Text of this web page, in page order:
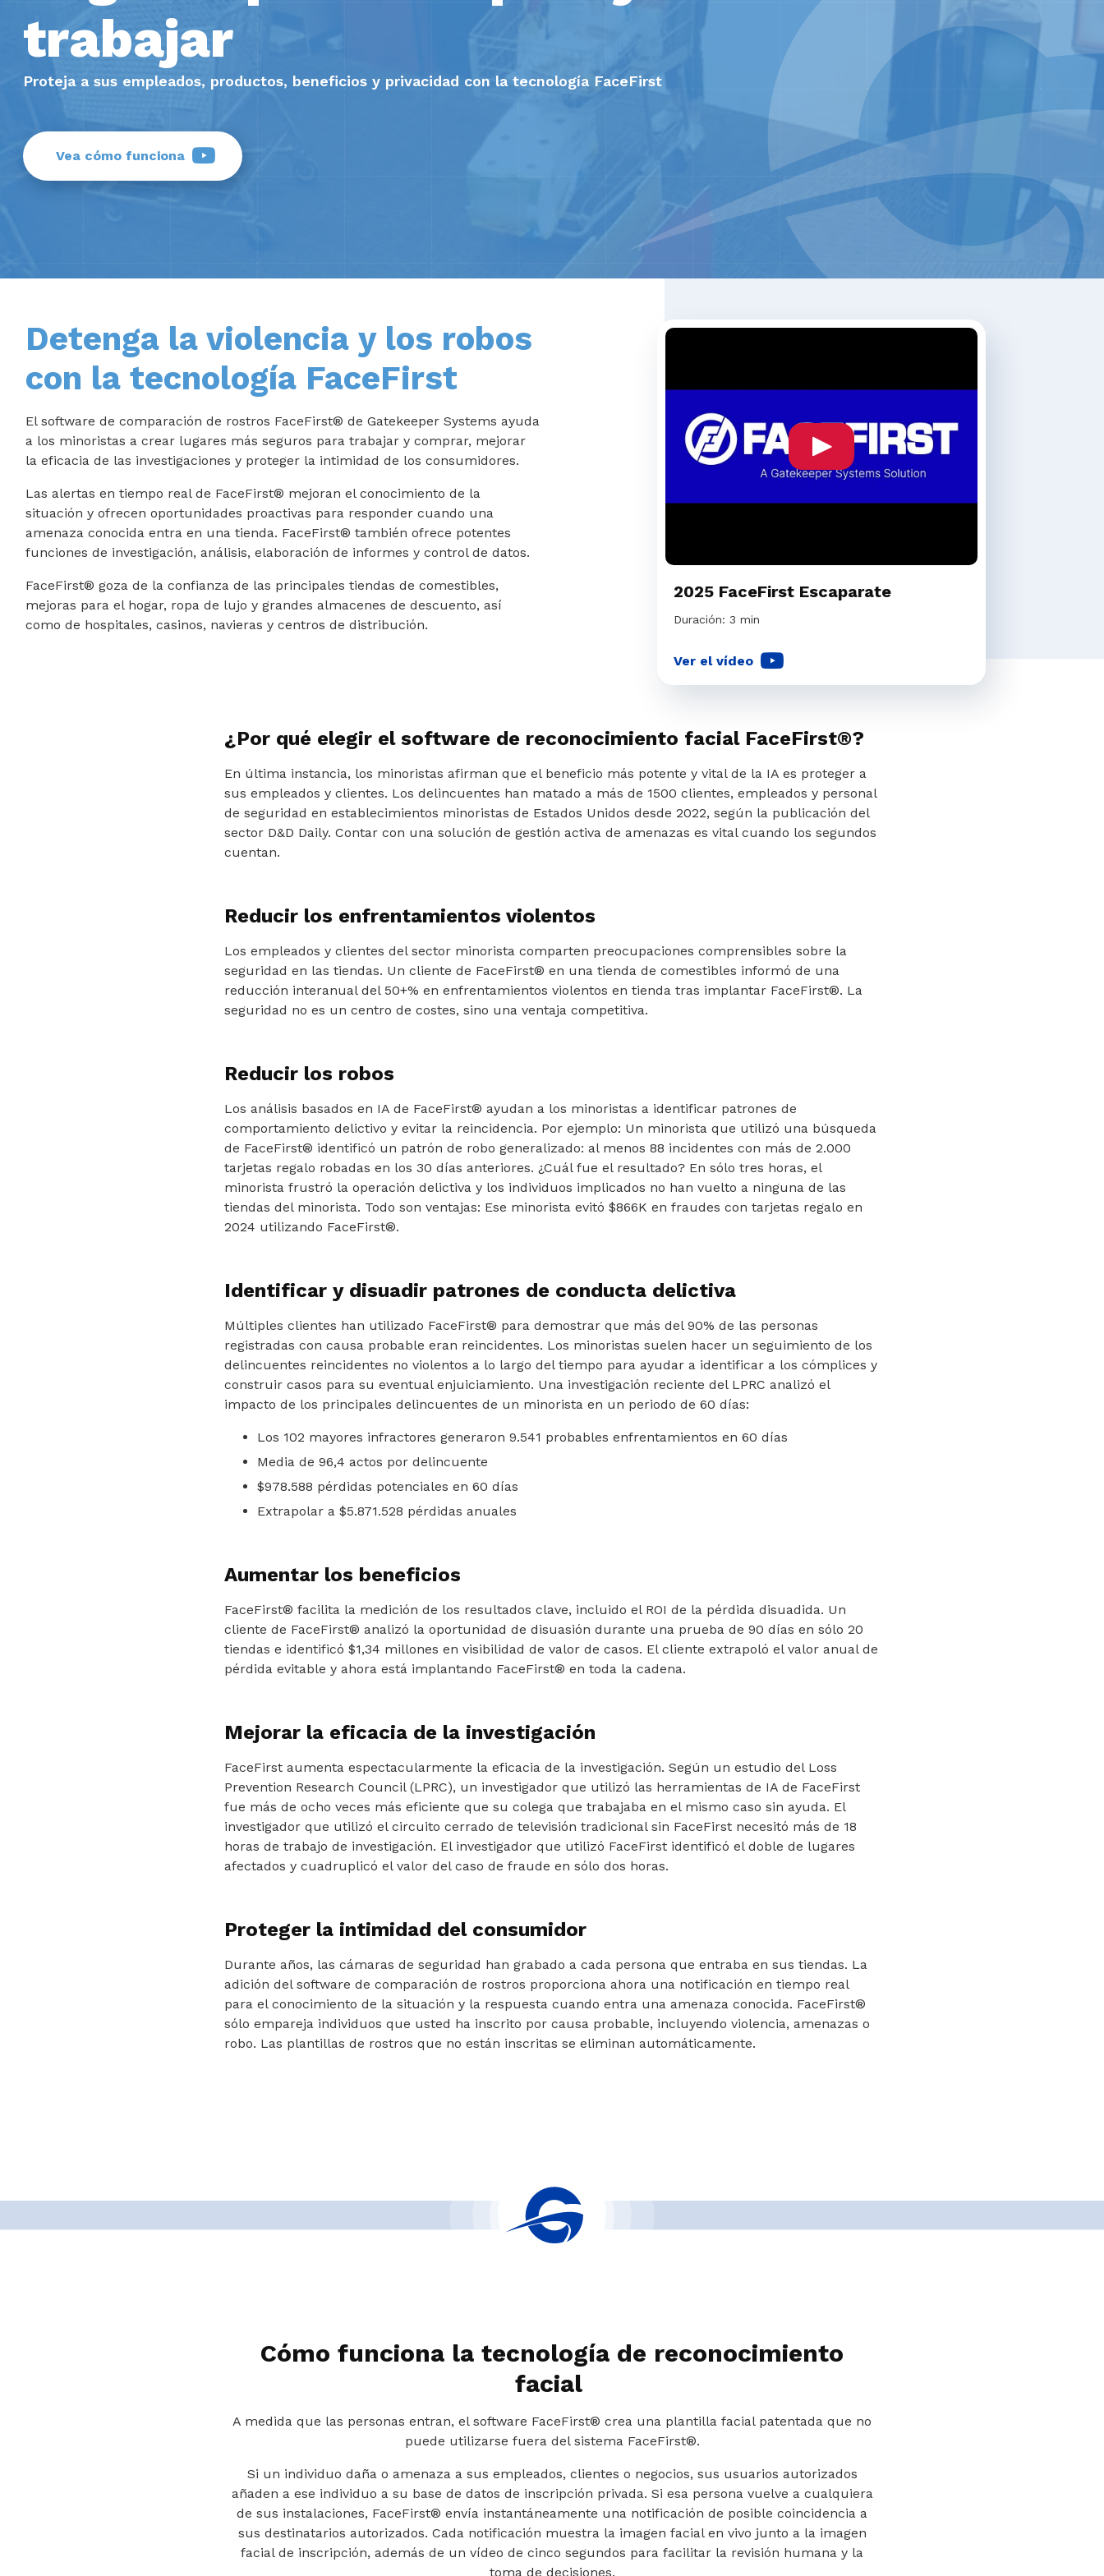
trabajar
Proteja a sus empleados, productos, beneficios y privacidad con la tecnología FaceFirst
Vea cómo funciona
Detenga la violencia y los robos
con la tecnología FaceFirst
El software de comparación de rostros FaceFirst® de Gatekeeper Systems ayuda
a los minoristas a crear lugares más seguros para trabajar y comprar, mejorar
la eficacia de las investigaciones y proteger la intimidad de los consumidores.
Las alertas en tiempo real de FaceFirst® mejoran el conocimiento de la
situación y ofrecen oportunidades proactivas para responder cuando una
amenaza conocida entra en una tienda. FaceFirst® también ofrece potentes
funciones de investigación, análisis, elaboración de informes y control de datos.
FaceFirst® goza de la confianza de las principales tiendas de comestibles,
mejoras para el hogar, ropa de lujo y grandes almacenes de descuento, así
como de hospitales, casinos, navieras y centros de distribución.
2025 FaceFirst Escaparate
Duración: 3 min
Ver el vídeo
¿Por qué elegir el software de reconocimiento facial FaceFirst®?
En última instancia, los minoristas afirman que el beneficio más potente y vital de la IA es proteger a
sus empleados y clientes. Los delincuentes han matado a más de 1500 clientes, empleados y personal
de seguridad en establecimientos minoristas de Estados Unidos desde 2022, según la publicación del
sector D&D Daily. Contar con una solución de gestión activa de amenazas es vital cuando los segundos
cuentan.
Reducir los enfrentamientos violentos
Los empleados y clientes del sector minorista comparten preocupaciones comprensibles sobre la
seguridad en las tiendas. Un cliente de FaceFirst® en una tienda de comestibles informó de una
reducción interanual del 50+% en enfrentamientos violentos en tienda tras implantar FaceFirst®. La
seguridad no es un centro de costes, sino una ventaja competitiva.
Reducir los robos
Los análisis basados en IA de FaceFirst® ayudan a los minoristas a identificar patrones de
comportamiento delictivo y evitar la reincidencia. Por ejemplo: Un minorista que utilizó una búsqueda
de FaceFirst® identificó un patrón de robo generalizado: al menos 88 incidentes con más de 2.000
tarjetas regalo robadas en los 30 días anteriores. ¿Cuál fue el resultado? En sólo tres horas, el
minorista frustró la operación delictiva y los individuos implicados no han vuelto a ninguna de las
tiendas del minorista. Todo son ventajas: Ese minorista evitó $866K en fraudes con tarjetas regalo en
2024 utilizando FaceFirst®.
Identificar y disuadir patrones de conducta delictiva
Múltiples clientes han utilizado FaceFirst® para demostrar que más del 90% de las personas
registradas con causa probable eran reincidentes. Los minoristas suelen hacer un seguimiento de los
delincuentes reincidentes no violentos a lo largo del tiempo para ayudar a identificar a los cómplices y
construir casos para su eventual enjuiciamiento. Una investigación reciente del LPRC analizó el
impacto de los principales delincuentes de un minorista en un periodo de 60 días:
Los 102 mayores infractores generaron 9.541 probables enfrentamientos en 60 días
Media de 96,4 actos por delincuente
$978.588 pérdidas potenciales en 60 días
Extrapolar a $5.871.528 pérdidas anuales
Aumentar los beneficios
FaceFirst® facilita la medición de los resultados clave, incluido el ROI de la pérdida disuadida. Un
cliente de FaceFirst® analizó la oportunidad de disuasión durante una prueba de 90 días en sólo 20
tiendas e identificó $1,34 millones en visibilidad de valor de casos. El cliente extrapoló el valor anual de
pérdida evitable y ahora está implantando FaceFirst® en toda la cadena.
Mejorar la eficacia de la investigación
FaceFirst aumenta espectacularmente la eficacia de la investigación. Según un estudio del Loss
Prevention Research Council (LPRC), un investigador que utilizó las herramientas de IA de FaceFirst
fue más de ocho veces más eficiente que su colega que trabajaba en el mismo caso sin ayuda. El
investigador que utilizó el circuito cerrado de televisión tradicional sin FaceFirst necesitó más de 18
horas de trabajo de investigación. El investigador que utilizó FaceFirst identificó el doble de lugares
afectados y cuadruplicó el valor del caso de fraude en sólo dos horas.
Proteger la intimidad del consumidor
Durante años, las cámaras de seguridad han grabado a cada persona que entraba en sus tiendas. La
adición del software de comparación de rostros proporciona ahora una notificación en tiempo real
para el conocimiento de la situación y la respuesta cuando entra una amenaza conocida. FaceFirst®
sólo empareja individuos que usted ha inscrito por causa probable, incluyendo violencia, amenazas o
robo. Las plantillas de rostros que no están inscritas se eliminan automáticamente.
Cómo funciona la tecnología de reconocimiento
facial
A medida que las personas entran, el software FaceFirst® crea una plantilla facial patentada que no
puede utilizarse fuera del sistema FaceFirst®.
Si un individuo daña o amenaza a sus empleados, clientes o negocios, sus usuarios autorizados
añaden a ese individuo a su base de datos de inscripción privada. Si esa persona vuelve a cualquiera
de sus instalaciones, FaceFirst® envía instantáneamente una notificación de posible coincidencia a
sus destinatarios autorizados. Cada notificación muestra la imagen facial en vivo junto a la imagen
facial de inscripción, además de un vídeo de cinco segundos para facilitar la revisión humana y la
toma de decisiones.